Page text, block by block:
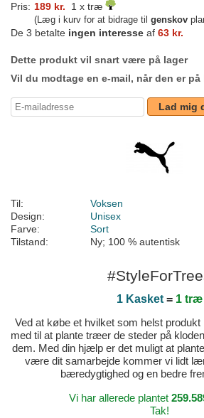
Pris: 189 kr. 1 x træ
(Læg i kurv for at bidrage til genskov
De 3 betalte ingen interesse af 63 kr.
Dette produkt vil snart være på lager
Vil du modtage en e-mail, når den er på
Lad mig
Til:
Voksen
Design:
Unisex
Farve:
Sort
Tilstand:
Ny; 100 % autentisk
1 Kasket= 1 træ
Ved at købe et hvilket som helst
med til at plante træer de steder på
dem. Med din hjælp er det muligt at
være dit samarbejde kommer vi lidt
bæredygtighed og en bedre
Vi har allerede plantet
Tak!